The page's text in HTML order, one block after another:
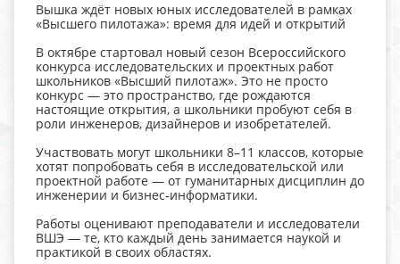
Вышка ждёт новых юных исследователей в рамках
«Высшего пилотажа»: время для идей и открытий
В октябре стартовал новый сезон Всероссийского
конкурса исследовательских и проектных работ
школьников «Высший пилотаж». Это не просто
конкурс — это пространство, где рождаются
настоящие открытия, а школьники пробуют себя в
роли инженеров, дизайнеров и изобретателей.
Участвовать могут школьники 8–11 классов, которые
хотят попробовать себя в исследовательской или
проектной работе — от гуманитарных дисциплин до
инженерии и бизнес-информатики.
Работы оценивают преподаватели и исследователи
ВШЭ — те, кто каждый день занимается наукой и
практикой в своих областях.